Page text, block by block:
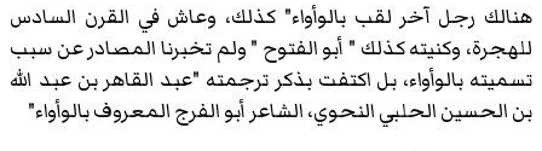
هنالك رجل آخر لقب بالوأواء" كذلك، وعاش في القرن السادس
للهجرة، وكنيته كذلك " أبو الفتوح " ولم تخبرنا المصادر عن سبب
تسميته بالوأواء، بل اكتفت بذكر ترجمته "عبد القاهر بن عبد الله
بن الحسين الحلبي النحوي، الشاعر أبو الفرج المعروف بالوأواء"